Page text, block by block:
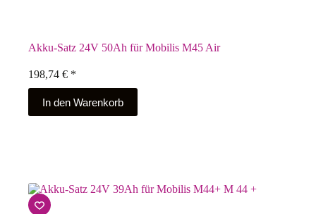
Akku-Satz 24V 50Ah für Mobilis M45 Air
198,74 € *
In den Warenkorb